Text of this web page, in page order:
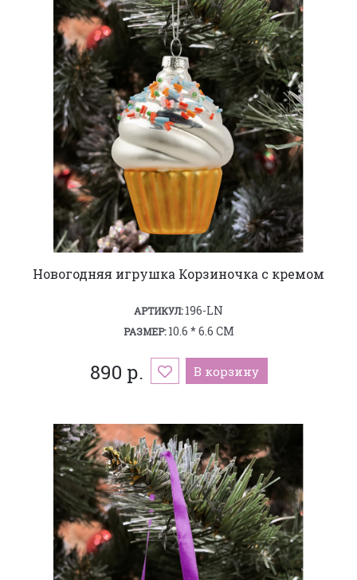
Новогодняя игрушка Корзиночка с кремом
АРТИКУЛ:196-LN
РАЗМЕР:10.6 * 6.6 СМ
890 р. В корзину